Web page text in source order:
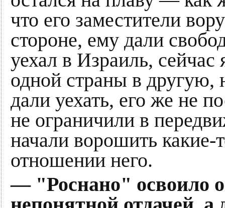
что его заместители
стороне, ему дали
уехал в Израиль, сейчас
одной страны в другую,
дали уехать, его же не
не ограничили в
начали ворошить какие-
отношении него.
— "Роснано" освоило